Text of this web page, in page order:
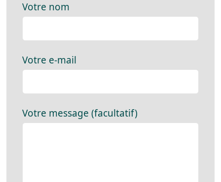
Votre nom
Votre e-mail
Votre message (facultatif)